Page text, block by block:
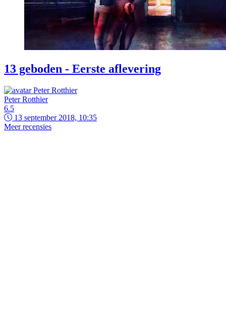
13 geboden - Eerste aflevering
Peter Rotthier
6.5
13 september 2018, 10:35
Meer recensies